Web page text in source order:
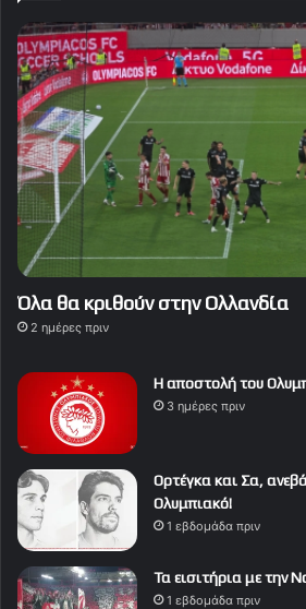
Όλα θα κριθούν στην Ολλανδία
2 ημέρες πριν
Η αποστολή του
3 ημέρες πριν
Ορτέγκα και Σα,
Ολυμπιακό!
1 εβδομάδα πριν
Τα εισιτήρια με την
1 εβδομάδα πριν